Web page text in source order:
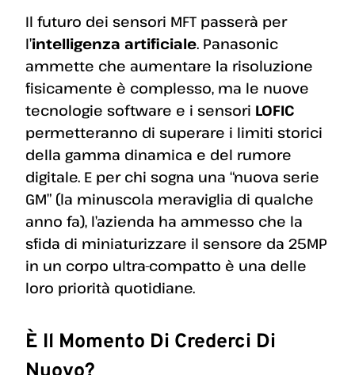
Il futuro dei sensori MFT passerà per
l’intelligenza artificiale. Panasonic
ammette che aumentare la risoluzione
fisicamente è complesso, ma le nuove
tecnologie software e i sensori LOFIC
permetteranno di superare i limiti storici
della gamma dinamica e del rumore
digitale. E per chi sogna una “nuova serie
GM” (la minuscola meraviglia di qualche
anno fa), l’azienda ha ammesso che la
sfida di miniaturizzare il sensore da 25MP
in un corpo ultra-compatto è una delle
loro priorità quotidiane.
È Il Momento Di Crederci Di